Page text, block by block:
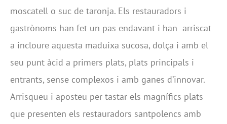
moscatell o suc de taronja. Els restauradors i
gastrònoms han fet un pas endavant i han arriscat
a incloure aquesta maduixa sucosa, dolça i amb el
seu punt àcid a primers plats, plats principals i
entrants, sense complexos i amb ganes d’innovar.
Arrisqueu i aposteu per tastar els magnífics plats
que presenten els restauradors santpolencs amb